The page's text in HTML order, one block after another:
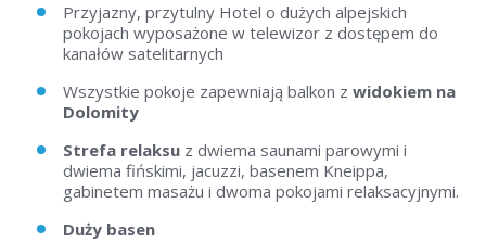
Przyjazny, przytulny Hotel o dużych alpejskich
pokojach wyposażone w telewizor z dostępem do
kanałów satelitarnych
Wszystkie pokoje zapewniają balkon z widokiem na
Dolomity
Strefa relaksu z dwiema saunami parowymi i
dwiema fińskimi, jacuzzi, basenem Kneippa,
gabinetem masażu i dwoma pokojami relaksacyjnymi.
Duży basen